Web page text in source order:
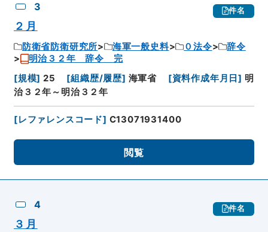
3 件名
２月
防衛省防衛研究所 海軍一般史料 ０法令
辞令
明治３２年 辞令 完
[規模] 25 [組織歴/履歴] 海軍省 [資料作成年月日] 明
治３２年～明治３２年
[レファレンスコード] C13071931400
閲覧
4 件名
３月